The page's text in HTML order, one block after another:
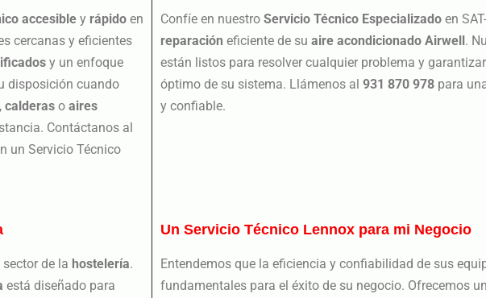
accesible y rápido en
cercanas y eficientes
y un enfoque
disposición cuando
, calderas o aires
Contáctanos al
un Servicio Técnico
Confíe en nuestro Servicio Técnico Especializado en
reparación eficiente de su aire acondicionado Airwell.
están listos para resolver cualquier problema y
óptimo de su sistema. Llámenos al 931 870 978 para
y confiable.
de la hostelería.
está diseñado para
Un Servicio Técnico Lennox para mi Negocio
Entendemos que la eficiencia y confiabilidad de sus
fundamentales para el éxito de su negocio. Ofrecemos un